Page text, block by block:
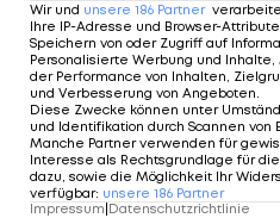
Wir und unsere 186 Partner
Ihre IP-Adresse und Browser-
Speichern von oder Zugriff auf
Personalisierte Werbung und
der Performance von Inhalten,
und Verbesserung von Angeboten.
Diese Zwecke können unter
und Identifikation durch Scannen von
Manche Partner verwenden für
Interesse als Rechtsgrundlage für
dazu, sowie die Möglichkeit Ihr
verfügbar: unsere 186 Partner
Impressum Datenschutzrichtlinie